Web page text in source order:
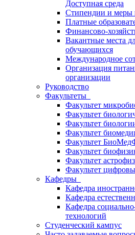
Доступная среда
Стипендии и меры
Платные
Финансово-
Вакантные места
обучающихся
Международное
Организация
организации
Руководство
Факультеты
Факультет
Факультет
Факультет
Факультет
Факультет
Факультет
Факультет
Факультет
Кафедры
Кафедра
Кафедра
Кафедра
технологий
Студенческий кампус